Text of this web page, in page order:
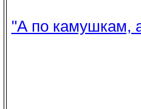
"А по камушкам,